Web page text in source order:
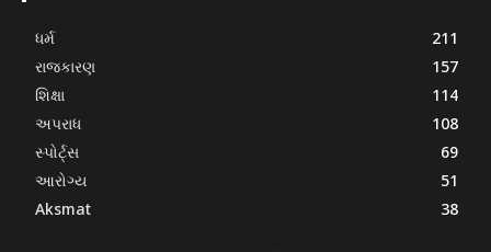
ધર્મ
211
રાજકારણ
157
શિક્ષા
114
અપરાધ
108
સ્પોર્ટ્સ
69
આરોગ્ય
51
Aksmat
38